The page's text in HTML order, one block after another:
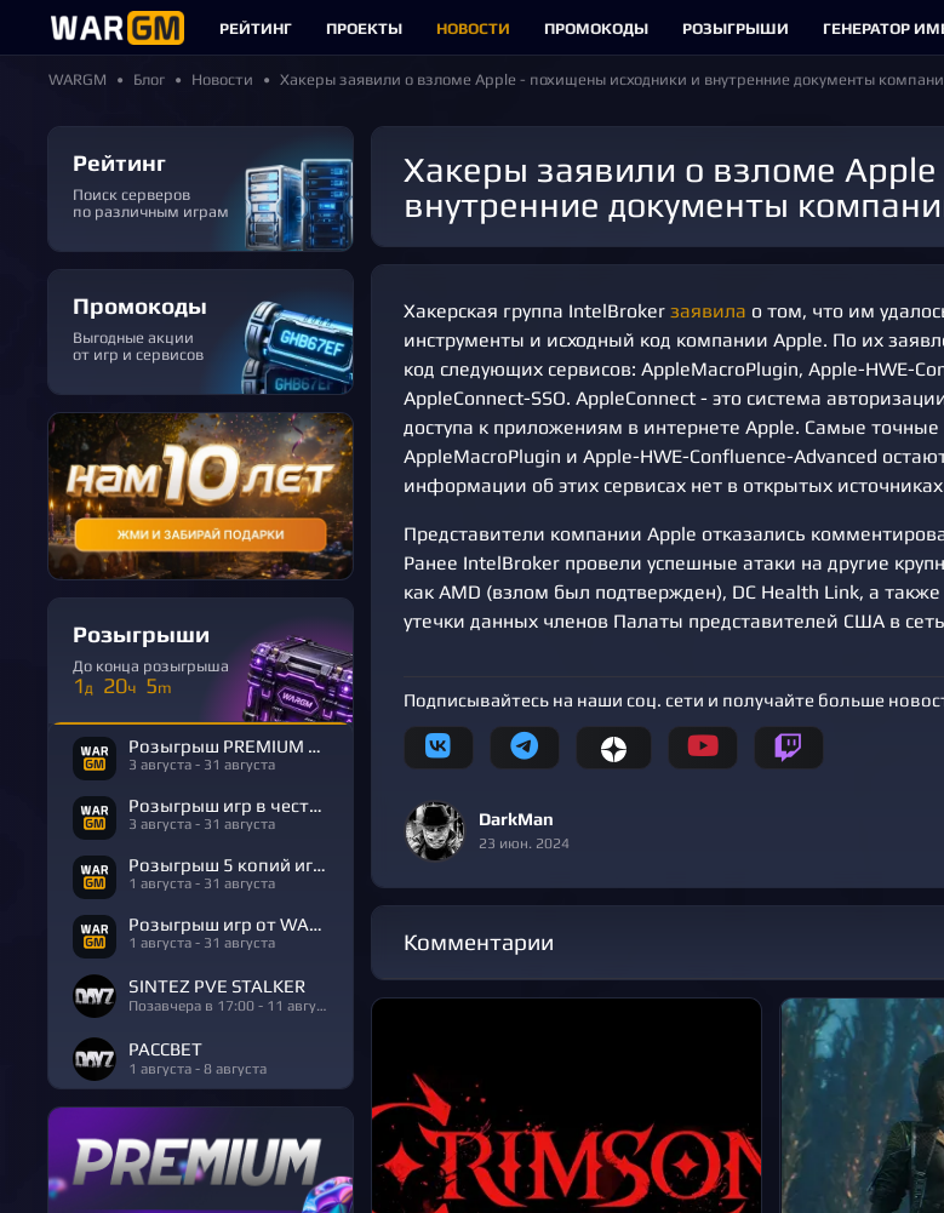
РЕЙТИНГ ПРОЕКТЫ НОВОСТИ ПРОМОКОДЫ РОЗЫГРЫШИ ГЕНЕРАТОР
WARGM Блог Новости Хакеры заявили о взломе Apple - похищены исходники и внутренние документы
Рейтинг
Поиск серверов
по различным играм
Промокоды
Выгодные акции
от игр и сервисов
Розыгрыши
До конца розыгрыша
1д 20ч 5m
Розыгрыш PREMIUM в честь Дня Рождения
3 августа - 31 августа
Розыгрыш игр в честь Дня Рождения
3 августа - 31 августа
Розыгрыш 5 копий игры R.E.P.O.
1 августа - 31 августа
Розыгрыш игр от WARGM
1 августа - 31 августа
SINTEZ PVE STALKER
Позавчера в 17:00 - 11 августа
РАССВЕТ
1 августа - 8 августа
Хакеры заявили о взломе Apple - похищены исходники и
внутренние документы
Хакерская группа IntelBroker заявила о том, что им
инструменты и исходный код компании Apple. По их
код следующих сервисов: AppleMacroPlugin, Apple-HWE-
AppleConnect-SSO. AppleConnect - это система
доступа к приложениям в интернете Apple. Самые
AppleMacroPlugin и Apple-HWE-Confluence-Advanced
информации об этих сервисах нет в открытых
Представители компании Apple отказались
Ранее IntelBroker провели успешные атаки на другие
как AMD (взлом был подтвержден), DC Health Link, а
утечки данных членов Палаты представителей США в
Подписывайтесь на наши соц. сети и получайте больше
DarkMan
23 июн. 2024
Комментарии